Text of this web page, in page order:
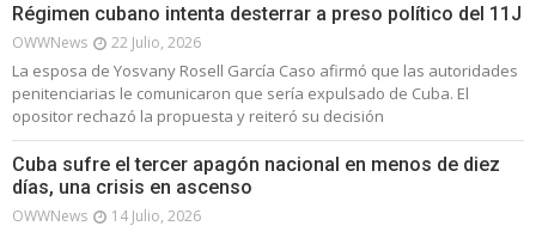
Régimen cubano intenta desterrar a preso político del 11J
OWWNews 22 Julio, 2026
La esposa de Yosvany Rosell García Caso afirmó que las autoridades
penitenciarias le comunicaron que sería expulsado de Cuba. El
opositor rechazó la propuesta y reiteró su decisión
Cuba sufre el tercer apagón nacional en menos de diez
días, una crisis en ascenso
OWWNews 14 Julio, 2026